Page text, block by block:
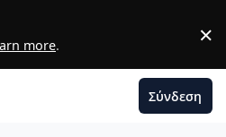
more. ×
Σύνδεση